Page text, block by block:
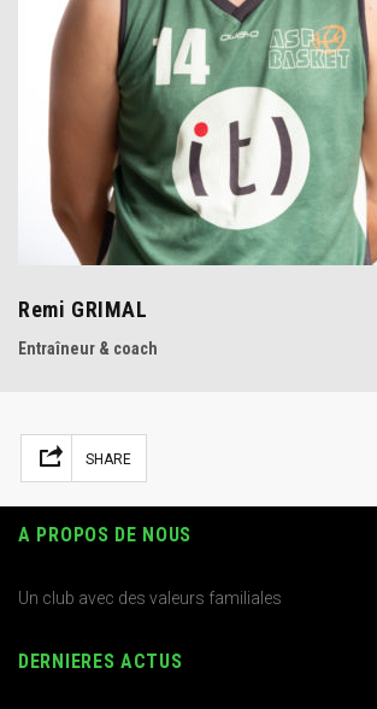
Remi GRIMAL
Entraîneur & coach
SHARE
A PROPOS DE NOUS
Un club avec des valeurs familiales
DERNIERES ACTUS